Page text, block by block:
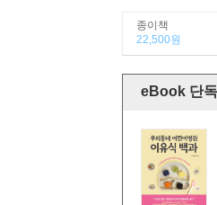
종이책
22,500원
eBook 단